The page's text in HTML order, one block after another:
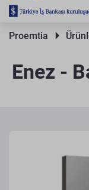
Proemtia
Enez -